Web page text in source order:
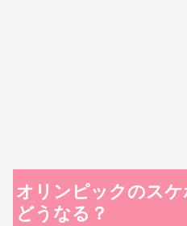
オリンピックのス
どうなる？